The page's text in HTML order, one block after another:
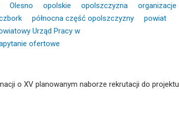
Olesno opolskie opolszczyzna
organizacje
północna część opolszczyzny
powiat
Urząd Pracy w
ofertowe
o XV planowanym naborze rekrutacji do projektu